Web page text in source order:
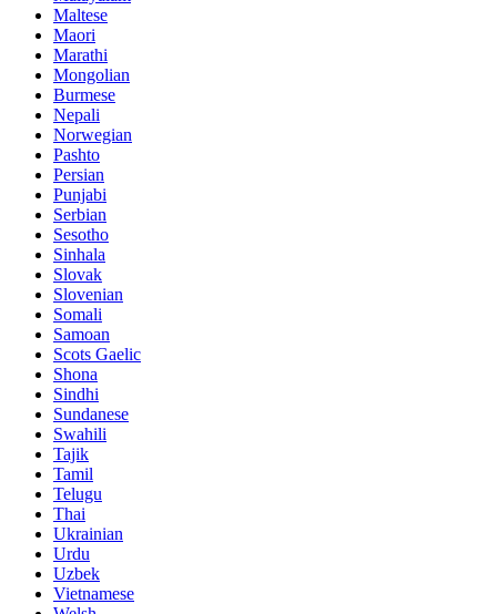
Maltese
Maori
Marathi
Mongolian
Burmese
Nepali
Norwegian
Pashto
Persian
Punjabi
Serbian
Sesotho
Sinhala
Slovak
Slovenian
Somali
Samoan
Scots Gaelic
Shona
Sindhi
Sundanese
Swahili
Tajik
Tamil
Telugu
Thai
Ukrainian
Urdu
Uzbek
Vietnamese